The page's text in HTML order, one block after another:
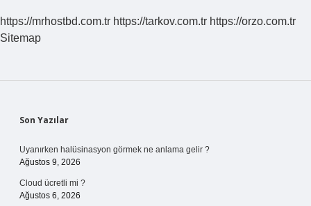
https://mrhostbd.com.tr https://tarkov.com.tr https://orzo.com.tr
Sitemap
Sidebar
Son Yazılar
Uyanırken halüsinasyon görmek ne anlama gelir ?
Ağustos 9, 2026
Cloud ücretli mi ?
Ağustos 6, 2026